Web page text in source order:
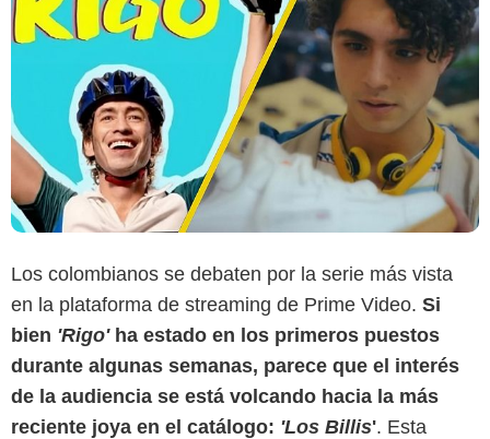
Los colombianos se debaten por la serie más vista
en la plataforma de streaming de Prime Video. Si
bien 'Rigo' ha estado en los primeros puestos
durante algunas semanas, parece que el interés
de la audiencia se está volcando hacia la más
reciente joya en el catálogo: 'Los Billis'. Esta